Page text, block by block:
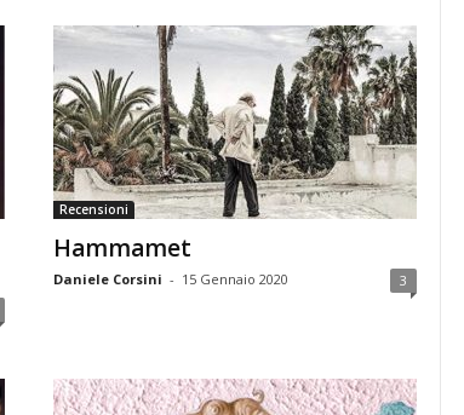
Recensioni
Hammamet
Daniele Corsini - 15 Gennaio 2020 3